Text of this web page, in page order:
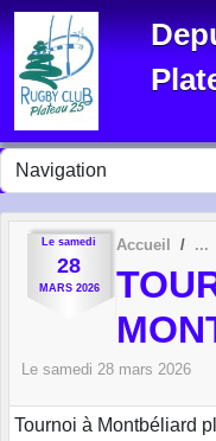
Le samedi
28
MARS 2026
Accueil
Le samedi 28 mars 2026
Tournoi à Montbéliard
Panneau de gestion des